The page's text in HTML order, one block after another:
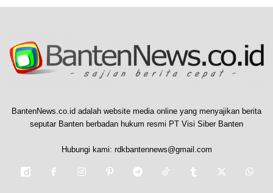
BantenNews.co.id adalah website media online yang menyajikan berita
seputar Banten berbadan hukum resmi PT Visi Siber Banten
Hubungi kami: rdkbantennews@gmail.com